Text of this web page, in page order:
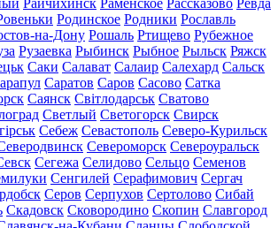
Райчихинск Раменское Рассказово Ревда
Родинское Родники Рославль
на-Дону Рошаль Ртищево Рубежное
Рузаевка Рыбинск Рыбное Рыльск Ряжск
Саки Салават Салаир Салехард Сальск
Саратов Саров Сасово Сатка
Саянск Світлодарськ Сватово
Светлый Светогорск Свирск
Себеж Севастополь Северо-Курильск
Североморск Североуральск
Сегежа Селидово Сельцо Семенов
Сенгилей Серафимович Сергач
Серов Серпухов Сертолово Сибай
Скадовск Сковородино Скопин Славгород